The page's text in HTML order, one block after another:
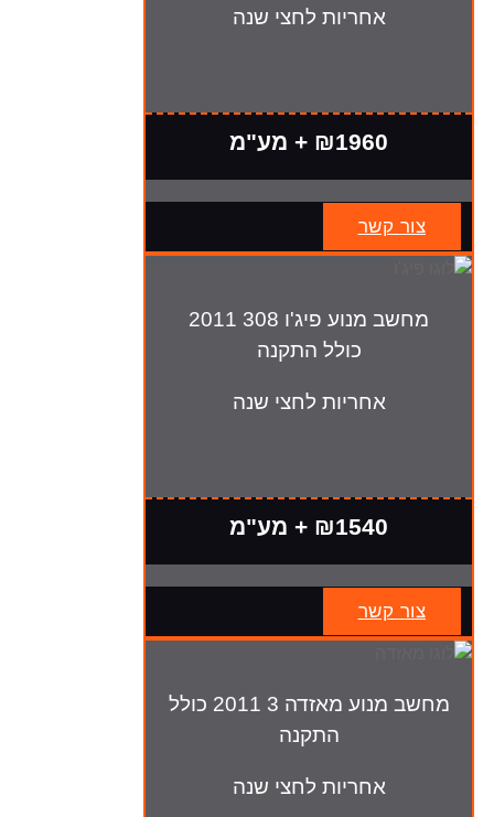
אחריות לחצי שנה
₪1960 + מע"מ
צור קשר
מחשב מנוע פיג'ו 308 2011
כולל התקנה
אחריות לחצי שנה
₪1540 + מע"מ
צור קשר
מחשב מנוע מאזדה 3 2011 כולל
התקנה
אחריות לחצי שנה